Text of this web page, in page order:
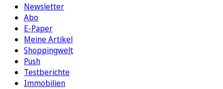
Newsletter
Abo
E-Paper
Meine Artikel
Shoppingwelt
Push
Testberichte
Immobilien